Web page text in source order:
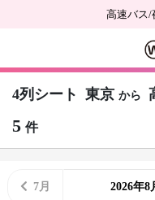
高速バス/
4列シート 東京 から
5 件
7月 2026年